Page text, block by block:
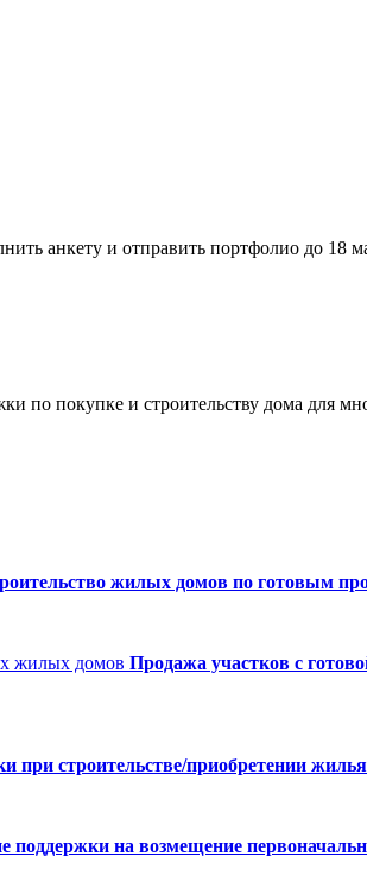
анкету и отправить портфолио до 18
покупке и строительству дома для
жилых домов по готовым
Продажа участков с
при строительстве/приобретении жилья
поддержки на возмещение